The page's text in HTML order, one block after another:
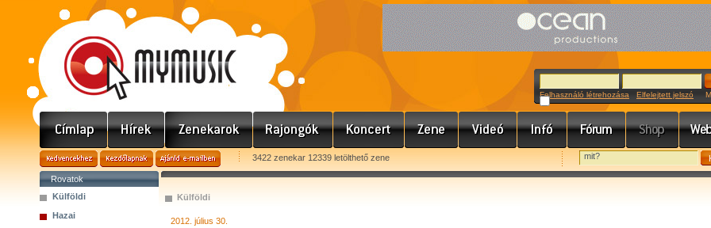
Felhasználó létrehozása Elfelejtett jelszó
3422 zenekar 12339 letölthető zene
Rovatok
Külföldi
Hazai
Külföldi
2012. július 30.